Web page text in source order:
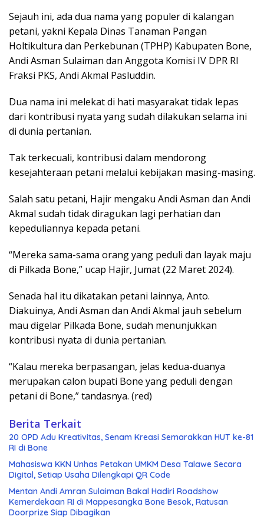
Sejauh ini, ada dua nama yang populer di kalangan
petani, yakni Kepala Dinas Tanaman Pangan
Holtikultura dan Perkebunan (TPHP) Kabupaten Bone,
Andi Asman Sulaiman dan Anggota Komisi IV DPR RI
Fraksi PKS, Andi Akmal Pasluddin.
Dua nama ini melekat di hati masyarakat tidak lepas
dari kontribusi nyata yang sudah dilakukan selama ini
di dunia pertanian.
Tak terkecuali, kontribusi dalam mendorong
kesejahteraan petani melalui kebijakan masing-masing.
Salah satu petani, Hajir mengaku Andi Asman dan Andi
Akmal sudah tidak diragukan lagi perhatian dan
kepeduliannya kepada petani.
“Mereka sama-sama orang yang peduli dan layak maju
di Pilkada Bone,” ucap Hajir, Jumat (22 Maret 2024).
Senada hal itu dikatakan petani lainnya, Anto.
Diakuinya, Andi Asman dan Andi Akmal jauh sebelum
mau digelar Pilkada Bone, sudah menunjukkan
kontribusi nyata di dunia pertanian.
“Kalau mereka berpasangan, jelas kedua-duanya
merupakan calon bupati Bone yang peduli dengan
petani di Bone,” tandasnya. (red)
Berita Terkait
20 OPD Adu Kreativitas, Senam Kreasi Semarakkan HUT ke-81
RI di Bone
Mahasiswa KKN Unhas Petakan UMKM Desa Talawe Secara
Digital, Setiap Usaha Dilengkapi QR Code
Mentan Andi Amran Sulaiman Bakal Hadiri Roadshow
Kemerdekaan RI di Mappesangka Bone Besok, Ratusan
Doorprize Siap Dibagikan